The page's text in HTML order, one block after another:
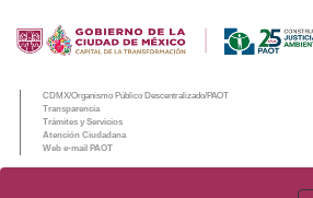
CDMX/Organismo Público Descentralizado/PAOT
Transparencia
Trámites y Servicios
Atención Ciudadana
Web e-mail PAOT